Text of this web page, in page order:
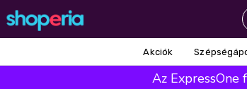
Élelmiszer
Akciók
Az